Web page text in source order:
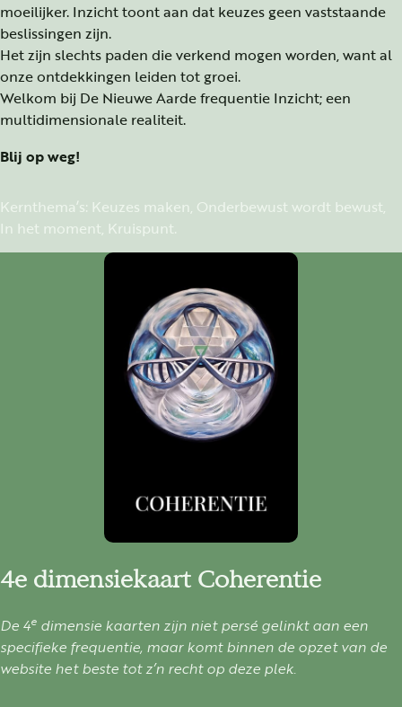
moeilijker. Inzicht toont aan dat keuzes geen vaststaande
beslissingen zijn.
Het zijn slechts paden die verkend mogen worden, want al
onze ontdekkingen leiden tot groei.
Welkom bij De Nieuwe Aarde frequentie Inzicht; een
multidimensionale realiteit.
Blij op weg!
Kernthema’s: Keuzes maken, Onderbewust wordt bewust,
In het moment, Kruispunt.
4e dimensiekaart Coherentie
De 4e dimensie kaarten zijn niet persé gelinkt aan een
specifieke frequentie, maar komt binnen de opzet van de
website het beste tot z’n recht op deze plek.